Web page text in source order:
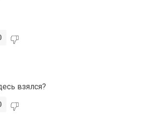
взялся?